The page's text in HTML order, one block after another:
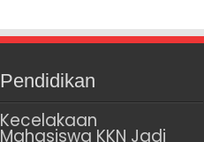
Pendidikan
Kecelakaan
Mahasiswa KKN Jadi